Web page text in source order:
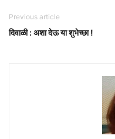
Previous article
दिवाळी : अशा देऊ या शुभेच्छा !